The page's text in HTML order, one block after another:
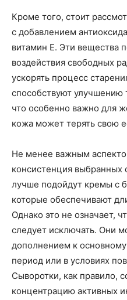
Кроме того, стоит
с добавлением
витамин E. Эти вещества
воздействия свободных
ускорять процесс
способствуют улучшению
что особенно важно для
кожа может терять свою
Не менее важным
консистенция выбранных
лучше подойдут кремы с
которые обеспечивают
Однако это не означает,
следует исключать. Они
дополнением к
период или в условиях
Сыворотки, как правило,
концентрацию активных